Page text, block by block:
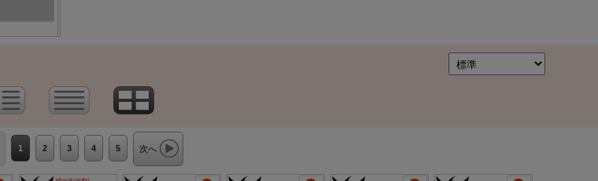
1 2 3 4 5 次へ